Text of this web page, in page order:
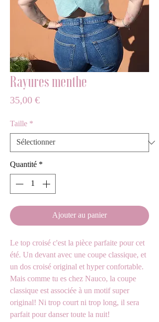
Rayures menthe
35,00 €Prix
Taille*
Quantité*
Ajouter au panier
Le top croisé c'est la pièce parfaite pour cet
été. Un devant avec une coupe classique, et
un dos croisé original et hyper confortable.
Mais comme tu es chez Nauco, la coupe
classique est associée à un motif super
original! Ni trop court ni trop long, il sera
parfait pour danser toute la nuit!